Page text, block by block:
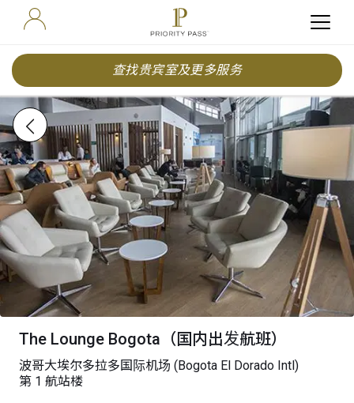
查找贵宾室及更多服务
The Lounge Bogota（国内出发航班）
波哥大埃尔多拉多国际机场 (Bogota El Dorado Intl)
第 1 航站楼